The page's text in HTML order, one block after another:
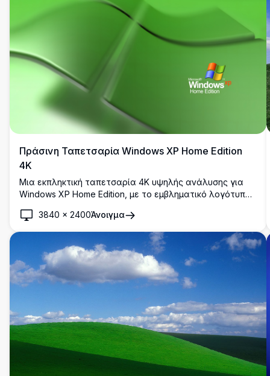
Πράσινη Ταπετσαρία Windows XP Home Edition
4K
Μια εκπληκτική ταπετσαρία 4K υψηλής ανάλυσης για
Windows XP Home Edition, με το εμβληματικό λογότυπο
με διαβάθμιση και ομαλά, γυαλιστερά εφέ κυμάτων.
3840 × 2400Άνοιγμα